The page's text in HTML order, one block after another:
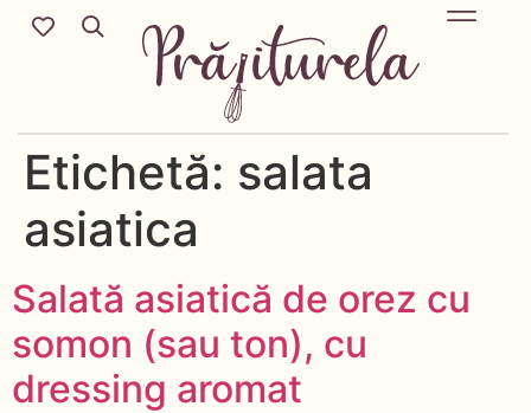
Etichetă: salata
asiatica
Salată asiatică de orez cu
somon (sau ton), cu
dressing aromat